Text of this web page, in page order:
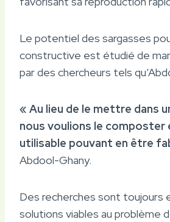
Le potentiel des sargasses
constructive est étudié de
par des chercheurs tels
« Au lieu de le mettre dans
nous voulions le composter
utilisable pouvant en être
Abdool-Ghany.
Des recherches sont toujours
solutions viables au problème